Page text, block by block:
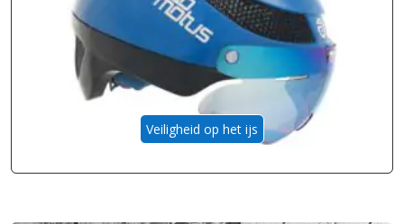
Veiligheid op het ijs